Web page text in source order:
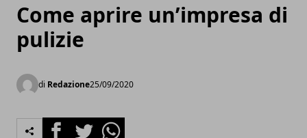
Come aprire un’impresa di
pulizie
di Redazione25/09/2020
FacebookTwitterWhatsapp